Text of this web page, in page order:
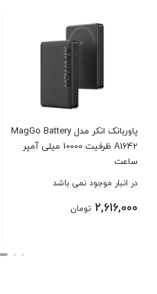
پاوربانک انکر مدل MagGo Battery
A1642 ظرفیت 10000 میلی‌ آمپر
ساعت
در انبار موجود نمی باشد
2,616,000 تومان